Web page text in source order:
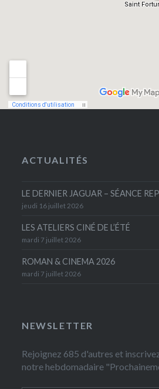
ACTUALITÉS
LE DERNIER JAGUAR – SÉANCE
jeudi 16 juillet 2026
LES ATELIERS CINÉ DE L’ÉTÉ
mardi 7 juillet 2026
ROMAN & CINEMA 2026
mardi 7 juillet 2026
NEWSLETTER
Rejoignez 685 d'autres et
notre hebdomadaire